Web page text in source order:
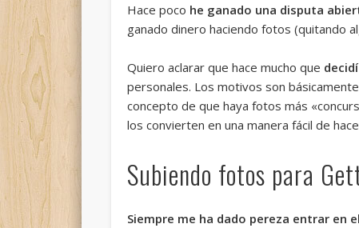
Hace poco he ganado una disputa
ganado dinero haciendo fotos (quitando
Quiero aclarar que hace mucho que
personales. Los motivos son
concepto de que haya fotos más
los convierten en una manera fácil de
Subiendo fotos para
Siempre me ha dado pereza entrar en